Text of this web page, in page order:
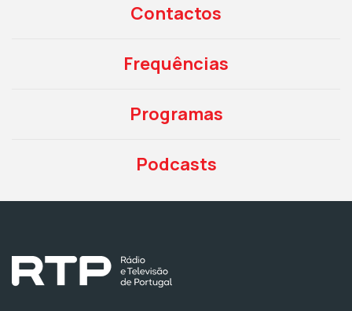
Contactos
Frequências
Programas
Podcasts